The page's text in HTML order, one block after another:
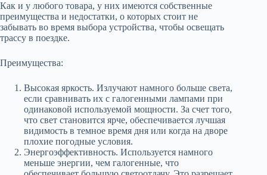
Как и у любого товара, у них имеются собственные
преимущества и недостатки, о которых стоит не
забывать во время выбора устройства, чтобы освещать
трассу в поездке.
Преимущества:
Высокая яркость. Излучают намного больше света,
если сравнивать их с галогенными лампами при
одинаковой используемой мощности. За счет того,
что свет становится ярче, обеспечивается лучшая
видимость в темное время дня или когда на дворе
плохие погодные условия.
Энергоэффективность. Используется намного
меньше энергии, чем галогенные, что